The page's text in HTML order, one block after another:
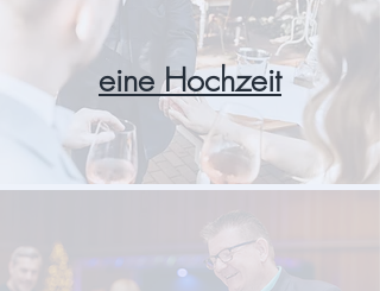
eine Hochzeit